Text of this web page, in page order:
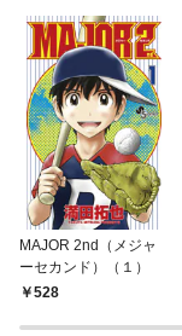
MAJOR 2nd（メジャ
ーセカンド）（１）
528